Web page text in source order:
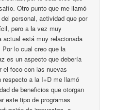
Otro punto que me llamó
personal, actividad que por
pero a la vez muy
está muy relacionada
lo cual creo que la
es un aspecto que debería
el foco con las nuevas
respecto a la I+D me llamó
de beneficios que otorgan
este tipo de programas